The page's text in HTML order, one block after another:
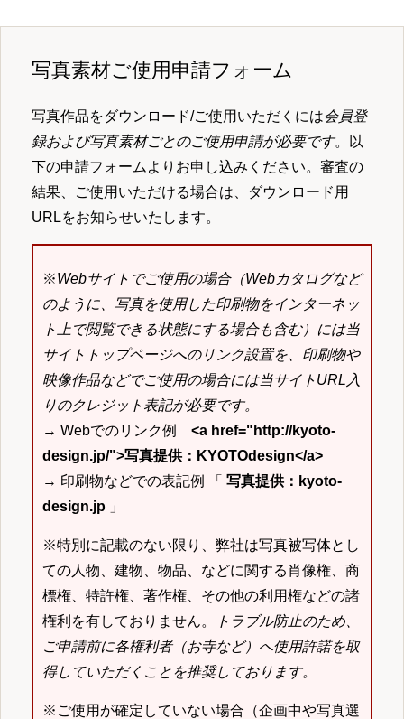
写真素材ご使用申請フォーム
写真作品をダウンロード/ご使用いただくには会員登
録および写真素材ごとのご使用申請が必要です。以
下の申請フォームよりお申し込みください。審査の
結果、ご使用いただける場合は、ダウンロード用
URLをお知らせいたします。
※Webサイトでご使用の場合（Webカタログなど
のように、写真を使用した印刷物をインターネッ
ト上で閲覧できる状態にする場合も含む）には当
サイトトップページへのリンク設置を、印刷物や
映像作品などでご使用の場合には当サイトURL入
りのクレジット表記が必要です。
→ Webでのリンク例 <a href="http://kyoto-
design.jp/">写真提供：KYOTOdesign</a>
→ 印刷物などでの表記例 「 写真提供：kyoto-
design.jp 」
※特別に記載のない限り、弊社は写真被写体とし
ての人物、建物、物品、などに関する肖像権、商
標権、特許権、著作権、その他の利用権などの諸
権利を有しておりません。
トラブル防止のため、
ご申請前に各権利者（お寺など）へ使用許諾を取
得していただくことを推奨しております。
※ご使用が確定していない場合（企画中や写真選